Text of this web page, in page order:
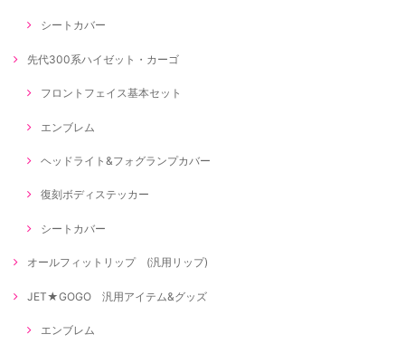
シートカバー
先代300系ハイゼット・カーゴ
フロントフェイス基本セット
エンブレム
ヘッドライト&フォグランプカバー
復刻ボディステッカー
シートカバー
オールフィットリップ (汎用リップ)
JET★GOGO 汎用アイテム&グッズ
エンブレム